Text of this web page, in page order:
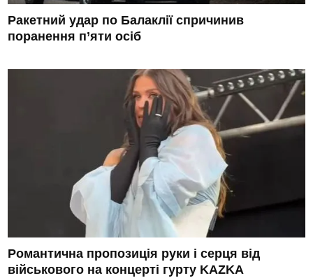
Ракетний удар по Балаклії спричинив
поранення п’яти осіб
Романтична пропозиція руки і серця від
військового на концерті гурту KAZKA